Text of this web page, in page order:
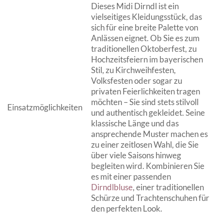
Einsatzmöglichkeiten
Dieses Midi Dirndl ist ein
vielseitiges Kleidungsstück, das
sich für eine breite Palette von
Anlässen eignet. Ob Sie es zum
traditionellen Oktoberfest, zu
Hochzeitsfeiern im bayerischen
Stil, zu Kirchweihfesten,
Volksfesten oder sogar zu
privaten Feierlichkeiten tragen
möchten – Sie sind stets stilvoll
und authentisch gekleidet. Seine
klassische Länge und das
ansprechende Muster machen es
zu einer zeitlosen Wahl, die Sie
über viele Saisons hinweg
begleiten wird. Kombinieren Sie
es mit einer passenden
Dirndlbluse, einer traditionellen
Schürze und Trachtenschuhen für
den perfekten Look.